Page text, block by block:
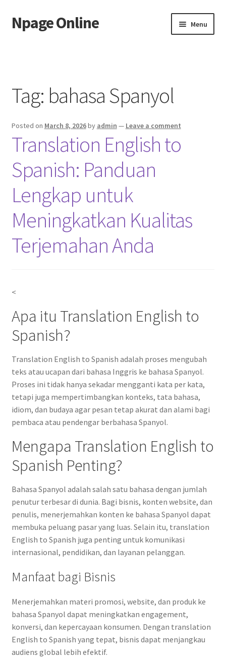
Skip
to
Skip
to
Npage Online Menu
Tag: bahasa Spanyol
Posted on March 8, 2026by admin — Leave a comment
Translation English to
Spanish: Panduan
Lengkap untuk
Meningkatkan Kualitas
Terjemahan Anda
<
Apa itu Translation English to
Spanish?
Translation English to Spanish adalah proses mengubah
teks atau ucapan dari bahasa Inggris ke bahasa Spanyol.
Proses ini tidak hanya sekadar mengganti kata per kata,
tetapi juga mempertimbangkan konteks, tata bahasa,
idiom, dan budaya agar pesan tetap akurat dan alami bagi
pembaca atau pendengar berbahasa Spanyol.
Mengapa Translation English to
Spanish Penting?
Bahasa Spanyol adalah salah satu bahasa dengan jumlah
penutur terbesar di dunia. Bagi bisnis, konten website, dan
penulis, menerjemahkan konten ke bahasa Spanyol dapat
membuka peluang pasar yang luas. Selain itu, translation
English to Spanish juga penting untuk komunikasi
internasional, pendidikan, dan layanan pelanggan.
Manfaat bagi Bisnis
Menerjemahkan materi promosi, website, dan produk ke
bahasa Spanyol dapat meningkatkan engagement,
konversi, dan kepercayaan konsumen. Dengan translation
English to Spanish yang tepat, bisnis dapat menjangkau
audiens global lebih efektif.